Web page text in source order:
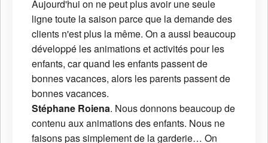
Aujourd'hui on ne peut plus avoir une seule
ligne toute la saison parce que la demande des
clients n'est plus la même. On a aussi beaucoup
développé les animations et activités pour les
enfants, car quand les enfants passent de
bonnes vacances, alors les parents passent de
bonnes vacances.
Stéphane Roiena. Nous donnons beaucoup de
contenu aux animations des enfants. Nous ne
faisons pas simplement de la garderie… On